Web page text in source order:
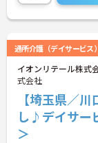
通所介護（デイサービス）
イオンリテール株式
式会社
【埼玉県／
し♪デイサー
＞